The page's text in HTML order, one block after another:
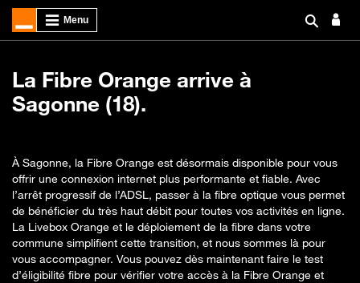
La Fibre Orange arrive à
Sagonne (18).
À Sagonne, la Fibre Orange est désormais disponible pour vous
offrir une connexion internet plus performante et fiable. Avec
l’arrêt progressif de l’ADSL, passer à la fibre optique vous permet
de bénéficier du très haut débit pour toutes vos activités en ligne.
La Livebox Orange et le déploiement de la fibre dans votre
commune simplifient cette transition, et nous sommes là pour
vous accompagner. Vous pouvez dès maintenant faire le test
d’éligibilité fibre pour vérifier votre accès à la Fibre Orange et